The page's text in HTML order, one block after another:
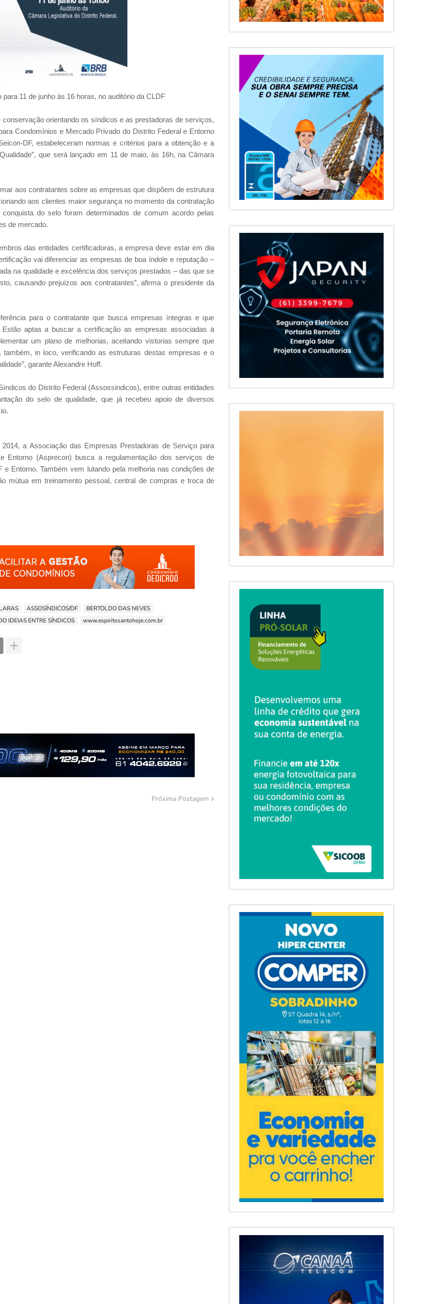
11 de junho às 16 horas, no auditório da CLDF
orientando os síndicos e as prestadoras de serviços,
Condomínios e Mercado Privado do Distrito Federal e Entorno
DF, estabeleceram normas e critérios para a obtenção e a
que será lançado em 11 de maio, às 16h, na Câmara
aos contratantes sobre as empresas que dispõem de estrutura
aos clientes maior segurança no momento da contratação
do selo foram determinados de comum acordo pelas
de mercado.
das entidades certificadoras, a empresa deve estar em dia
vai diferenciar as empresas de boa índole e reputação –
na qualidade e excelência dos serviços prestados – das que se
causando prejuízos aos contratantes”, afirma o presidente da
para o contratante que busca empresas íntegras e que
aptas a buscar a certificação as empresas associadas à
um plano de melhorias, aceitando vistorias sempre que
também, in loco, verificando as estruturas destas empresas e o
garante Alexandre Hoff.
do Distrito Federal (Assossindicos), entre outras entidades
do selo de qualidade, que já recebeu apoio de diversos
a Associação das Empresas Prestadoras de Serviço para
Entorno (Asprecon) busca a regulamentação dos serviços de
Entorno. Também vem lutando pela melhoria nas condições de
mútua em treinamento pessoal, central de compras e troca de
ASSOSÍNDICOS/DF
BERTOLDO DAS NEVES
IDEIAS ENTRE SÍNDICOS
www.espiritosantohoje.com.br
Próxima Postagem